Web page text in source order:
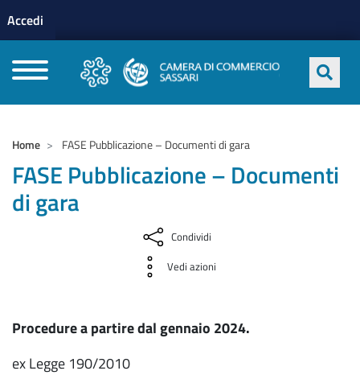
profilo utente
Accedi
Home FASE Pubblicazione – Documenti di gara
FASE Pubblicazione – Documenti
di gara
Condividi
Vedi azioni
Procedure a partire dal gennaio 2024.
ex Legge 190/2010